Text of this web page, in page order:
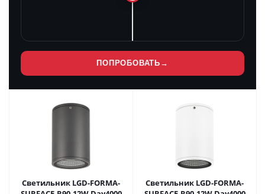
ПОПРОБОВАТЬ →
Светильник LGD-FORMA-
Светильник LGD-FORMA-